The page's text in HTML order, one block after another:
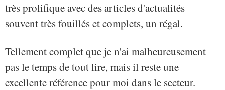
très prolifique avec des articles d'actualités
souvent très fouillés et complets, un régal.
Tellement complet que je n'ai malheureusement
pas le temps de tout lire, mais il reste une
excellente référence pour moi dans le secteur.